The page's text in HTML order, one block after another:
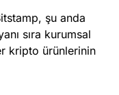
şu anda
sıra kurumsal
kripto ürünlerinin